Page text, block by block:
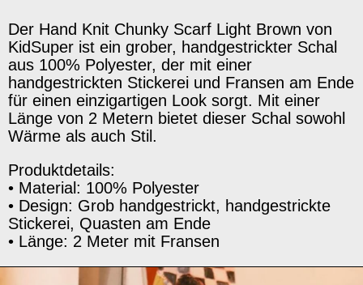
Der Hand Knit Chunky Scarf Light Brown von
KidSuper ist ein grober, handgestrickter Schal
aus 100% Polyester, der mit einer
handgestrickten Stickerei und Fransen am Ende
für einen einzigartigen Look sorgt. Mit einer
Länge von 2 Metern bietet dieser Schal sowohl
Wärme als auch Stil.
Produktdetails:
• Material: 100% Polyester
• Design: Grob handgestrickt, handgestrickte
Stickerei, Quasten am Ende
• Länge: 2 Meter mit Fransen